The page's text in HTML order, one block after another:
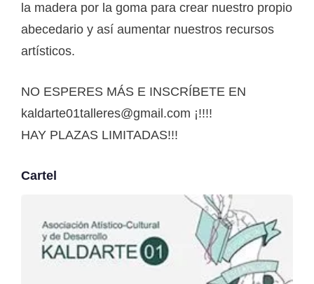
la madera por la goma para crear nuestro propio
abecedario y así aumentar nuestros recursos
artísticos.
NO ESPERES MÁS E INSCRÍBETE EN
kaldarte01talleres@gmail.com ¡!!!!
HAY PLAZAS LIMITADAS!!!
Cartel